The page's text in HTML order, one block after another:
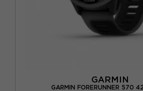
GARMIN
GARMIN FORERUNNER 570